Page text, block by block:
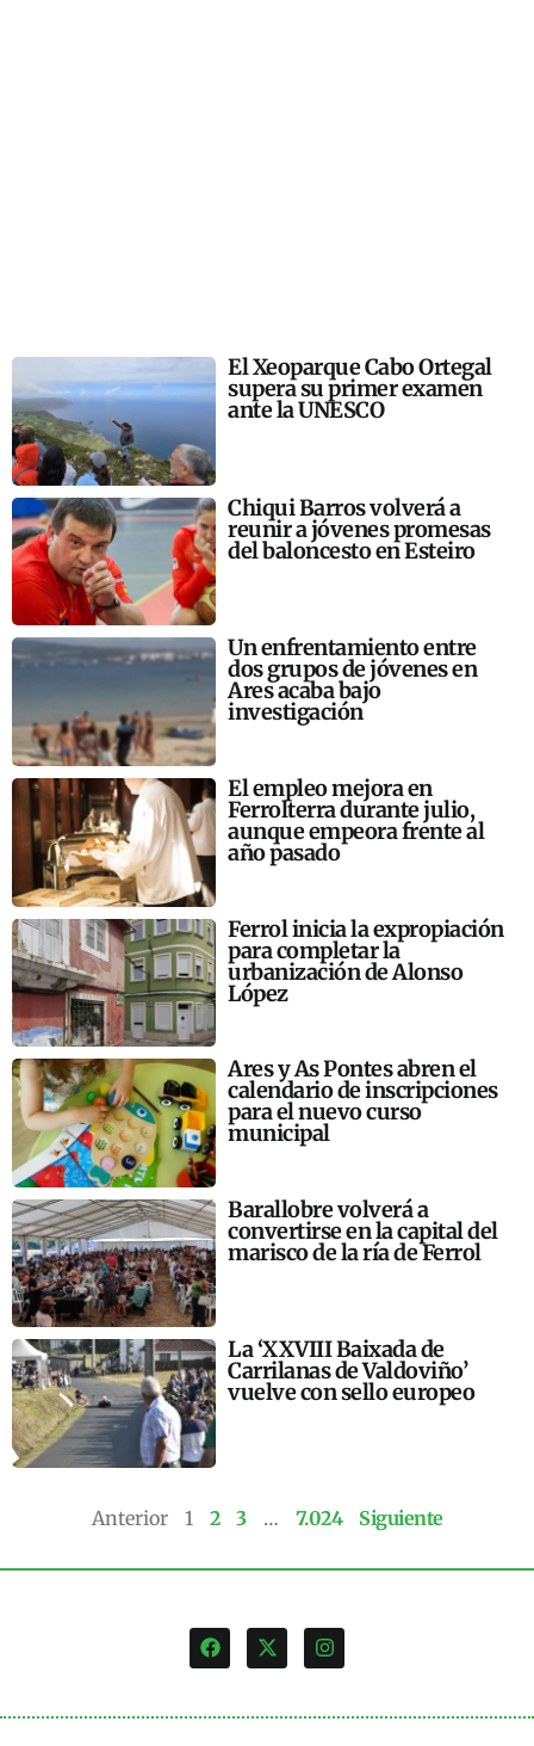
El Xeoparque Cabo Ortegal
supera su primer examen
ante la UNESCO
Chiqui Barros volverá a
reunir a jóvenes promesas
del baloncesto en Esteiro
Un enfrentamiento entre
dos grupos de jóvenes en
Ares acaba bajo
investigación
El empleo mejora en
Ferrolterra durante julio,
aunque empeora frente al
año pasado
Ferrol inicia la expropiación
para completar la
urbanización de Alonso
López
Ares y As Pontes abren el
calendario de inscripciones
para el nuevo curso
municipal
Barallobre volverá a
convertirse en la capital del
marisco de la ría de Ferrol
La ‘XXVIII Baixada de
Carrilanas de Valdoviño’
vuelve con sello europeo
Anterior 1 2 3 … 7.024 Siguiente